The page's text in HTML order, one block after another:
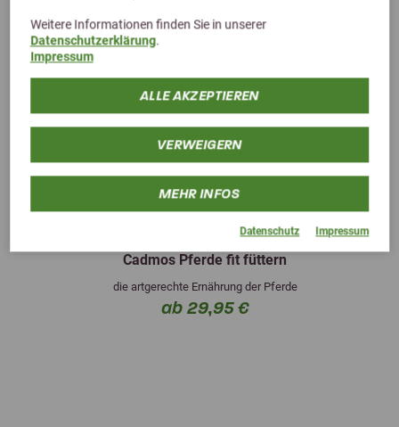
Weitere Informationen finden Sie in unserer
Datenschutzerklärung.
Impressum
ALLE AKZEPTIEREN
VERWEIGERN
MEHR INFOS
Datenschutz Impressum
Cadmos Pferde fit füttern
die artgerechte Ernährung der Pferde
ab 29,95 €